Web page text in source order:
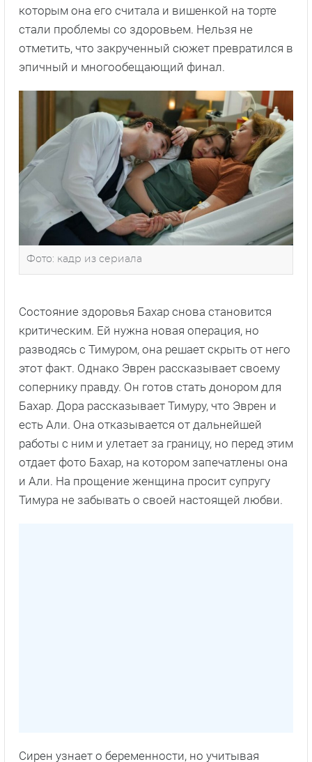
которым она его считала и вишенкой на торте
стали проблемы со здоровьем. Нельзя не
отметить, что закрученный сюжет превратился в
эпичный и многообещающий финал.
Фото: кадр из сериала
Состояние здоровья Бахар снова становится
критическим. Ей нужна новая операция, но
разводясь с Тимуром, она решает скрыть от него
этот факт. Однако Эврен рассказывает своему
сопернику правду. Он готов стать донором для
Бахар. Дора рассказывает Тимуру, что Эврен и
есть Али. Она отказывается от дальнейшей
работы с ним и улетает за границу, но перед этим
отдает фото Бахар, на котором запечатлены она
и Али. На прощение женщина просит супругу
Тимура не забывать о своей настоящей любви.
Сирен узнает о беременности, но учитывая